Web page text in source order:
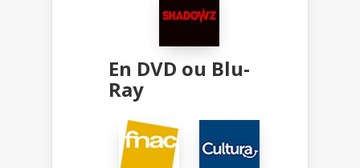
En DVD ou Blu-
Ray